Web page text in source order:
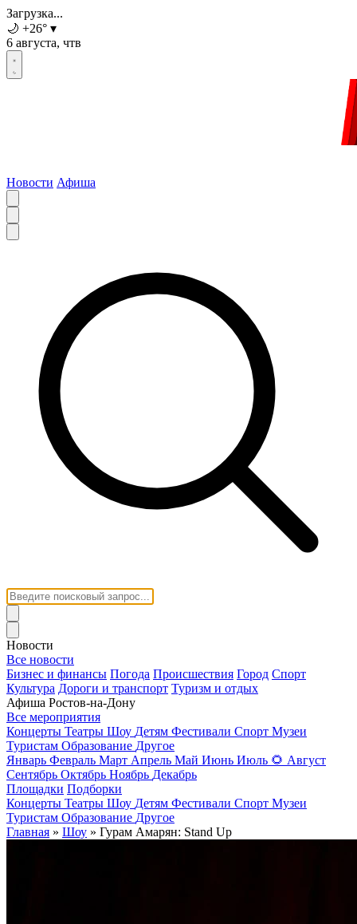
Загрузка...
🌙 +26° ▾
6 августа, чтв
Новости Афиша
Новости
Все новости
Бизнес и финансы Погода Происшествия Город Спорт
Культура Дороги и транспорт Туризм и отдых
Афиша Ростов-на-Дону
Все мероприятия
Концерты Театры Шоу Детям Фестивали Спорт Музеи
Туристам Образование Другое
Январь Февраль Март Апрель Май Июнь Июль 🌻 Август
Сентябрь Октябрь Ноябрь Декабрь
Площадки Подборки
Концерты Театры Шоу Детям Фестивали Спорт Музеи
Туристам Образование Другое
Главная » Шоу » Гурам Амарян: Stand Up